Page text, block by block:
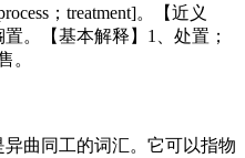
；treatment]。【近义
。【基本解释】1、处置；
。
曲同工的词汇。它可以指物